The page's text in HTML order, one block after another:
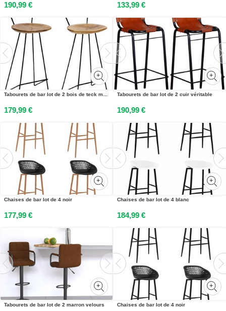
190,99 € 133,99 €
Tabourets de bar lot de 2 bois de teck massif
179,99 €
Tabourets de bar lot de 2 cuir véritable
190,99 €
Chaises de bar lot de 4 noir
177,99 €
Chaises de bar lot de 4 blanc
184,99 €
Tabourets de bar lot de 2 marron velours Chaises de bar lot de 4 noir